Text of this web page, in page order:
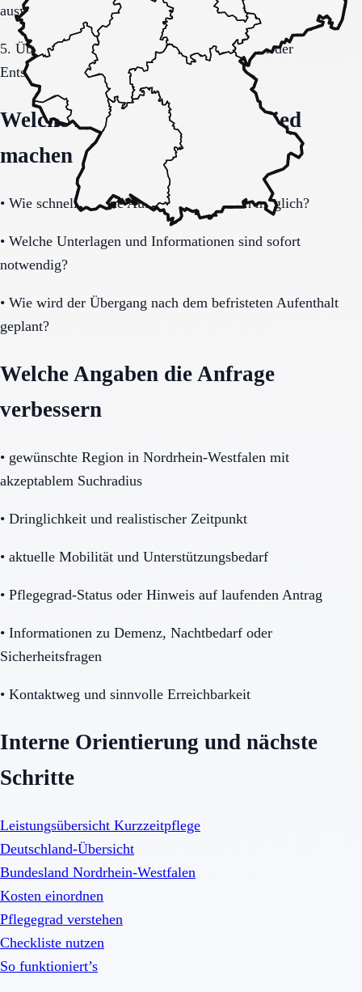
auswerten.
5. Übergang, Kommunikation und Kosten vor der
Entscheidung vollständig klären.
Welche Fragen den Unterschied
machen
• Wie schnell ist eine Aufnahme realistisch möglich?
• Welche Unterlagen und Informationen sind sofort
notwendig?
• Wie wird der Übergang nach dem befristeten Aufenthalt
geplant?
Welche Angaben die Anfrage
verbessern
• gewünschte Region in Nordrhein-Westfalen mit
akzeptablem Suchradius
• Dringlichkeit und realistischer Zeitpunkt
• aktuelle Mobilität und Unterstützungsbedarf
• Pflegegrad-Status oder Hinweis auf laufenden Antrag
• Informationen zu Demenz, Nachtbedarf oder
Sicherheitsfragen
• Kontaktweg und sinnvolle Erreichbarkeit
Interne Orientierung und nächste
Schritte
Leistungsübersicht Kurzzeitpflege
Deutschland-Übersicht
Bundesland Nordrhein-Westfalen
Kosten einordnen
Pflegegrad verstehen
Checkliste nutzen
So funktioniert’s